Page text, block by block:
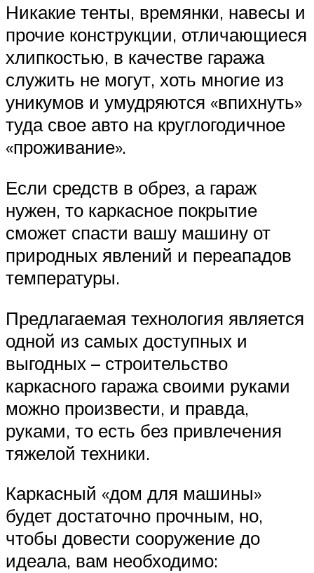
Никакие тенты, времянки, навесы и
прочие конструкции, отличающиеся
хлипкостью, в качестве гаража
служить не могут, хоть многие из
уникумов и умудряются «впихнуть»
туда свое авто на круглогодичное
«проживание».
Если средств в обрез, а гараж
нужен, то каркасное покрытие
сможет спасти вашу машину от
природных явлений и переападов
температуры.
Предлагаемая технология является
одной из самых доступных и
выгодных – строительство
каркасного гаража своими руками
можно произвести, и правда,
руками, то есть без привлечения
тяжелой техники.
Каркасный «дом для машины»
будет достаточно прочным, но,
чтобы довести сооружение до
идеала, вам необходимо: